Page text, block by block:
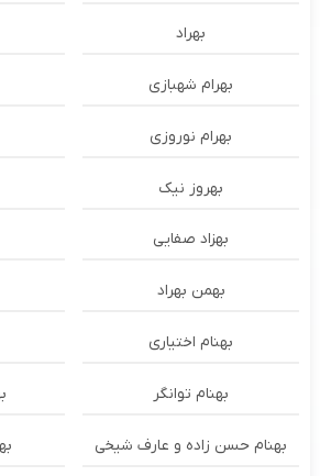
بهراد
بهرام شهبازی
بهرام نوروزی
بهروز نیک
بهزاد صفایی
بهمن بهراد
بهنام اختیاری
بهنام توانگر
بهنام حسن زاده و عارف شیخی